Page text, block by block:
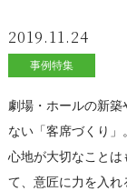
2019.11.24
事例特集
劇場・ホールの新
ない「客席づくり
心地が大切なことは
て、意匠に力を入